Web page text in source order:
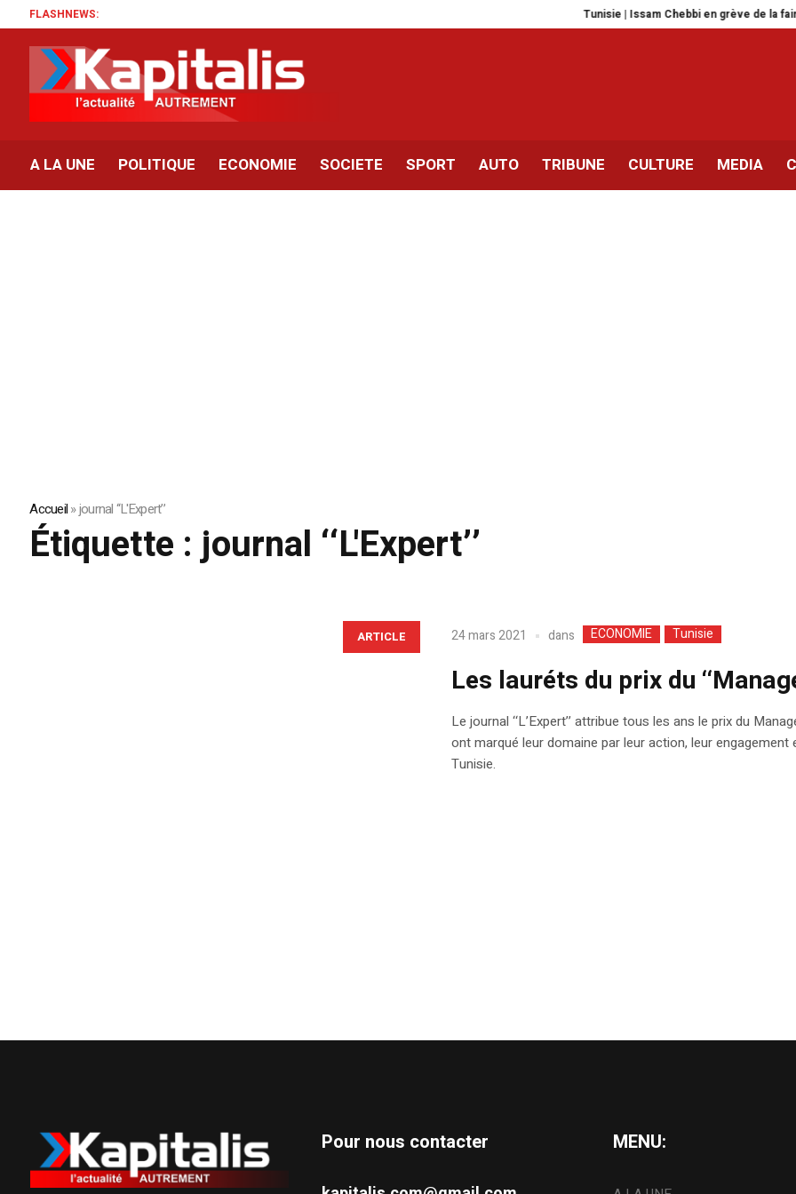
FLASHNEWS: Tunisie | Issam Chebbi en grève de la faim
A LA UNE POLITIQUE ECONOMIE SOCIETE SPORT AUTO TRIBUNE CULTURE MEDIA
Accueil»journal ‘‘L'Expert’’
Étiquette :journal ‘‘L'Expert’’
ARTICLE 24 mars 2021 dans ECONOMIE Tunisie
Les lauréts du prix du
Le journal ‘‘L’Expert’’ attribue tous les ans le prix du
ont marqué leur domaine par leur action, leur
Tunisie.
Pour nous contacter MENU: